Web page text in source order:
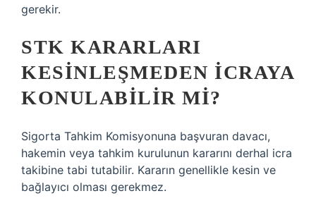
gerekir.
STK KARARLARI
KESINLEŞMEDEN ICRAYA
KONULABILIR MI?
Sigorta Tahkim Komisyonuna başvuran davacı,
hakemin veya tahkim kurulunun kararını derhal icra
takibine tabi tutabilir. Kararın genellikle kesin ve
bağlayıcı olması gerekmez.